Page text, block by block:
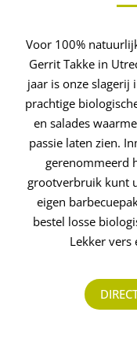
Voor 100%
Gerrit Takke in
jaar is onze slagerij
prachtige
en salades
passie laten zien.
gerenommeerd
grootverbruik kunt
eigen
bestel losse
Lekker vers